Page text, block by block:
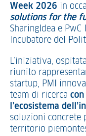
Week 2026 in
solutions for the
SharingIdea e
Incubatore del
L’iniziativa,
riunito
startup, PMI
team di ricerca
l’ecosistema
soluzioni concrete
territorio